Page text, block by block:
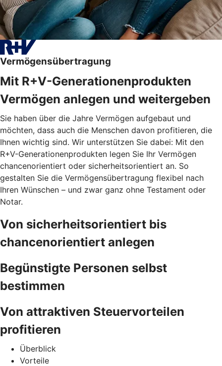
Vermögensübertragung
Mit R+V-Generationenprodukten
Vermögen anlegen und weitergeben
Sie haben über die Jahre Vermögen aufgebaut und
möchten, dass auch die Menschen davon profitieren, die
Ihnen wichtig sind. Wir unterstützen Sie dabei: Mit den
R+V-Generationenprodukten legen Sie Ihr Vermögen
chancenorientiert oder sicherheitsorientiert an. So
gestalten Sie die Vermögensübertragung flexibel nach
Ihren Wünschen – und zwar ganz ohne Testament oder
Notar.
Von sicherheitsorientiert bis
chancenorientiert anlegen
Begünstigte Personen selbst
bestimmen
Von attraktiven Steuervorteilen
profitieren
Überblick
Vorteile